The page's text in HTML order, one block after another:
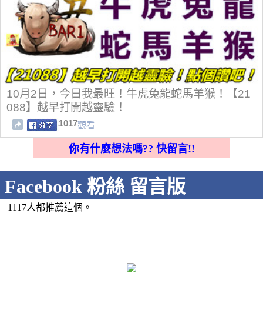
10月2日，今日我最旺！牛虎兔龍蛇馬羊猴！【21
088】越早打開越靈驗！
1017觀看
你有什麼想法嗎?? 快留言!!
Facebook 粉絲 留言版
1117人都推薦這個。